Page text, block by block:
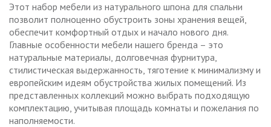
Этот набор мебели из натурального шпона для спальни
позволит полноценно обустроить зоны хранения вещей,
обеспечит комфортный отдых и начало нового дня.
Главные особенности мебели нашего бренда – это
натуральные материалы, долговечная фурнитура,
стилистическая выдержанность, тяготение к минимализму и
европейским идеям обустройства жилых помещений. Из
представленных коллекций можно выбрать подходящую
комплектацию, учитывая площадь комнаты и пожелания по
наполняемости.